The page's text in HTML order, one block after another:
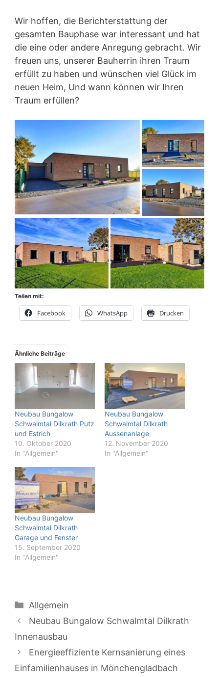
Wir hoffen, die Berichterstattung der
gesamten Bauphase war interessant und hat
die eine oder andere Anregung gebracht. Wir
freuen uns, unserer Bauherrin ihren Traum
erfüllt zu haben und wünschen viel Glück im
neuen Heim, Und wann können wir Ihren
Traum erfüllen?
Teilen mit:
Facebook WhatsApp Drucken
Ähnliche Beiträge
Neubau Bungalow
Schwalmtal Dilkrath Putz
und Estrich
10. Oktober 2020
In "Allgemein"
Neubau Bungalow
Schwalmtal Dilkrath
Aussenanlage
12. November 2020
In "Allgemein"
Neubau Bungalow
Schwalmtal Dilkrath
Garage und Fenster
15. September 2020
In "Allgemein"
Kategorien
Allgemein
Neubau Bungalow Schwalmtal Dilkrath
Innenausbau
Energieeffiziente Kernsanierung eines
Einfamilienhauses in Mönchengladbach